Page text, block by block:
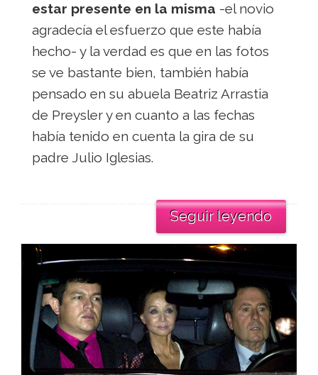
estar presente en la misma -el novio
agradecía el esfuerzo que este había
hecho- y la verdad es que en las fotos
se ve bastante bien, también había
pensado en su abuela Beatriz Arrastia
de Preysler y en cuanto a las fechas
había tenido en cuenta la gira de su
padre Julio Iglesias.
Seguir leyendo